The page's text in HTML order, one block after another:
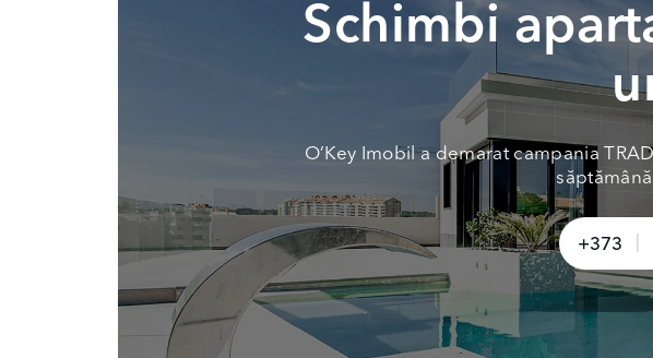
Schimbi
O’Key Imobil a demarat campania
+373